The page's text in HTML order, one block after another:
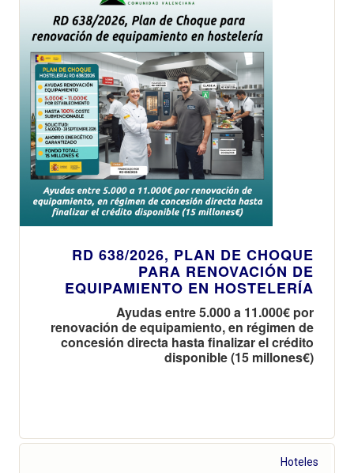
RD 638/2026, PLAN DE CHOQUE
PARA RENOVACIÓN DE
EQUIPAMIENTO EN HOSTELERÍA
Ayudas entre 5.000 a 11.000€ por
renovación de equipamiento, en régimen de
concesión directa hasta finalizar el crédito
disponible (15 millones€)
Hoteles